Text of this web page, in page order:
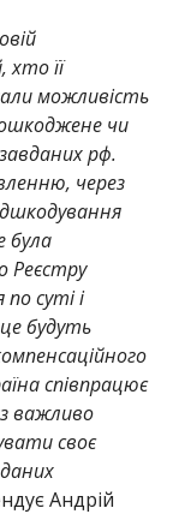
її
можливість
чи
рф.
через
була
Реєстру
суті і
будуть
співпрацює
важливо
своє
Андрій